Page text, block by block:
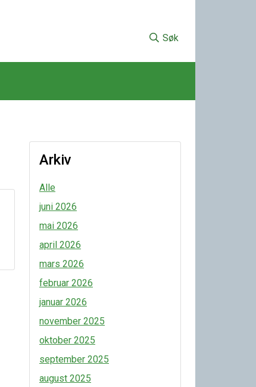
Søk
Arkiv
Alle
juni 2026
mai 2026
april 2026
mars 2026
februar 2026
januar 2026
november 2025
oktober 2025
september 2025
august 2025